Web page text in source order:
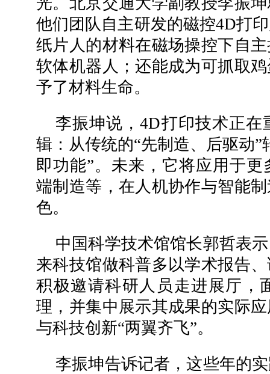
他们团队自主研发的磁控4D打
纸片人的材料在磁场操控下自
软体机器人；还能成为可抓取
予了材料生命。
李振坤说，4D打印技术正
辑：从传统的“先制造、后驱动
即功能”。未来，它将应用于
端制造等，在人机协作与智能
色。
中国科学技术馆馆长郭哲表
来科技馆做科普多以学术报告
积极邀请科研人员走进展厅，
理，并集中展示其成果的实际
与科技创新“两翼齐飞”。
李振坤告诉记者，这些年的